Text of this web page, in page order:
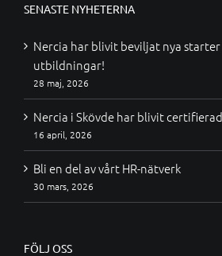
SENASTE NYHETERNA
Nercia har blivit beviljat nya
utbildningar!
28 maj, 2026
Nercia i Skövde har blivit
16 april, 2026
Bli en del av vårt HR-nätverk
30 mars, 2026
FÖLJ OSS